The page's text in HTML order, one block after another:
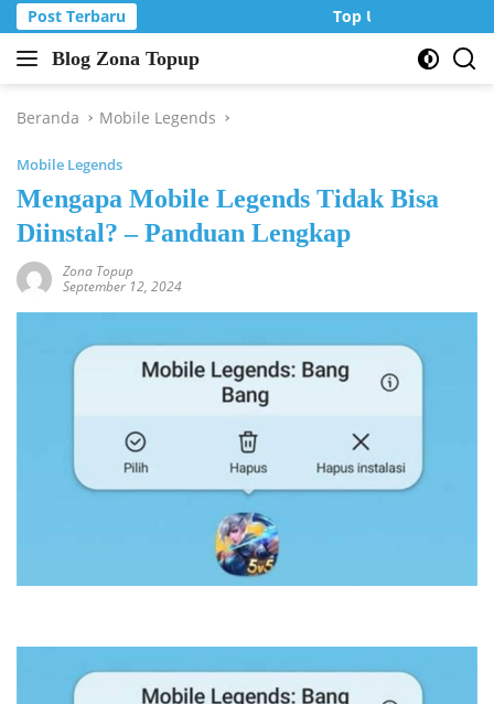
Langsung
ke
konten
Post Terbaru Top Up Murah di
Blog Zona Topup
Tips
Trik
game
online
Beranda Mobile Legends
Mobile Legends
Mengapa Mobile Legends Tidak Bisa
Diinstal? – Panduan Lengkap
Zona Topup
September 12, 2024